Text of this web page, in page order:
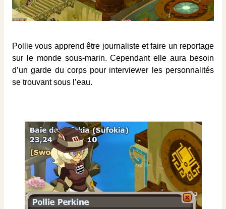
Pollie vous apprend être journaliste et faire un reportage
sur le monde sous-marin. Cependant elle aura besoin
d’un garde du corps pour interviewer les personnalités
se trouvant sous l’eau.